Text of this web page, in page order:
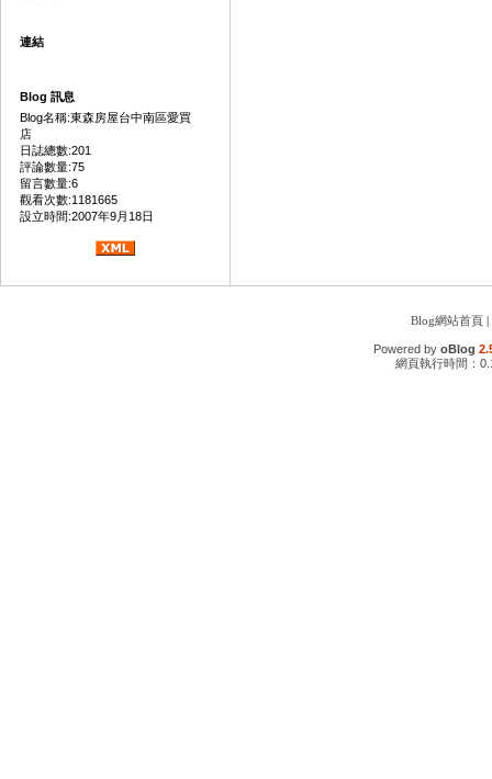
連結
Blog 訊息
Blog名稱:東森房屋台中南區愛買
店
日誌總數:201
評論數量:75
留言數量:6
觀看次數:1181665
設立時間:2007年9月18日
Blog網站首頁|
Powered by oBlog
網頁執行時間：